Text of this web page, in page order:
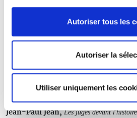
Autoriser tous les
Autoriser la
Utiliser uniquement les
Robes noires, années
milieux judiciaires
Les milieux judiciaires dans la
française, 2015.
Jean-Paul Jean, Les juges devant